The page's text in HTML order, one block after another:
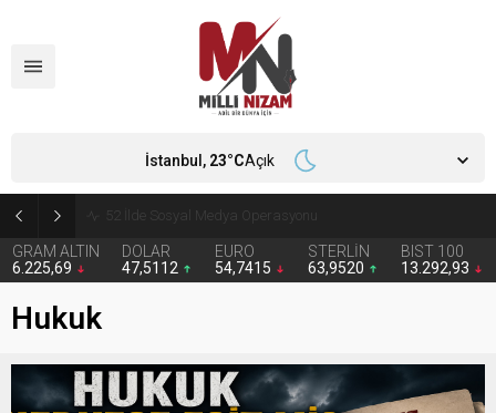
Kandil’den ‘çerçeve yasa’ açıklaması
GRAM ALTIN
6.225,69
DOLAR
47,5112
EURO
54,7415
STERLİN
63,9520
BIST 100
13.292,93
İstanbul, 23°CAçık
Hukuk